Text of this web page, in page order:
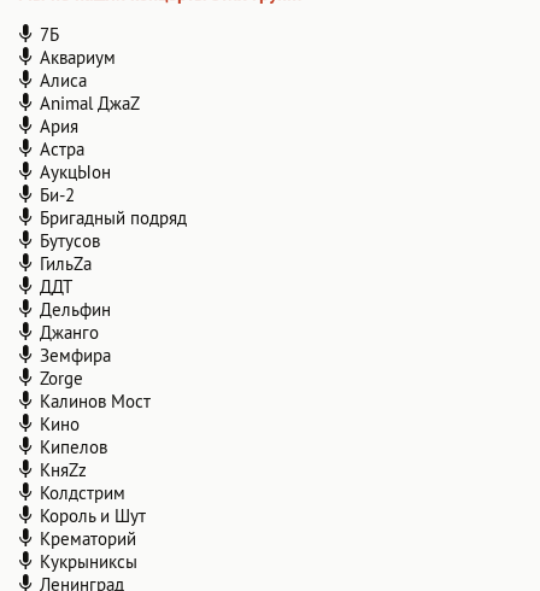
7Б
Аквариум
Алиса
Animal ДжаZ
Ария
Астра
АукцЫон
Би-2
Бригадный подряд
Бутусов
ГильZа
ДДТ
Дельфин
Джанго
Земфира
Zorge
Калинов Мост
Кино
Кипелов
КняZz
Колдстрим
Король и Шут
Крематорий
Кукрыниксы
Ленинград